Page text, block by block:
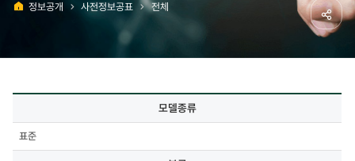
정보공개 사전정보공표 전체
모델종류,
분류,
모델종류
표준